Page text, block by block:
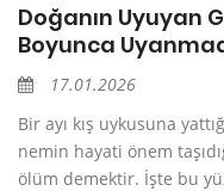
Doğanın Uyuyan
Boyunca
17.01.2026
Bir ayı kış uykusuna
nemin hayati önem
ölüm demektir. İşte bu